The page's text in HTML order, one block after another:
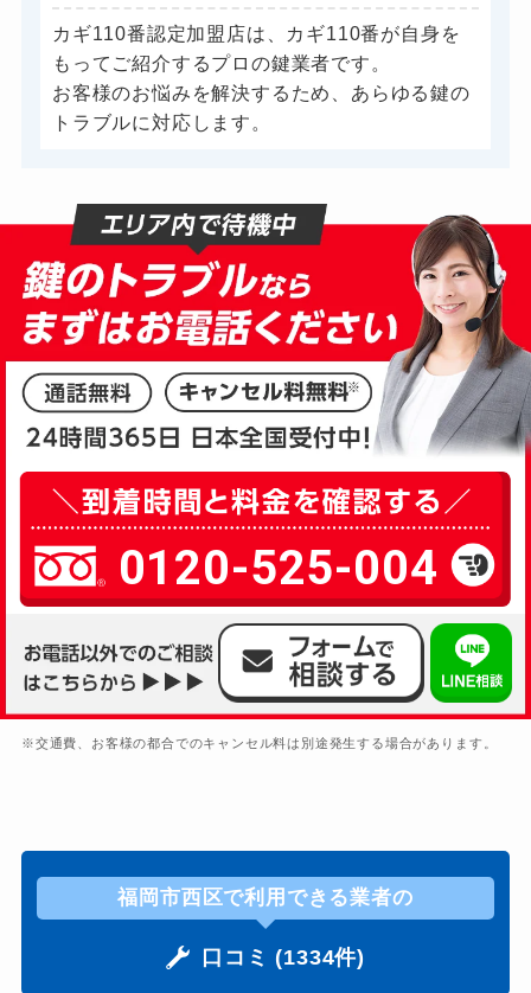
カギ110番認定加盟店は、カギ110番が自身を
もってご紹介するプロの鍵業者です。
お客様のお悩みを解決するため、あらゆる鍵の
トラブルに対応します。
0120-525-004
※交通費、お客様の都合でのキャンセル料は別途発生する場合があります。
福岡市西区で利用できる業者の
口コミ (1334件)